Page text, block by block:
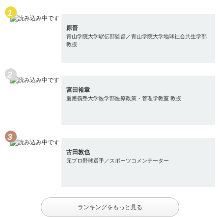
原晋
青山学院大学駅伝部監督／青山学院大学地球社会共生学部
教授
宮田裕章
慶應義塾大学医学部医療政策・管理学教室 教授
古田敦也
元プロ野球選手／スポーツコメンテーター
ランキングをもっと見る